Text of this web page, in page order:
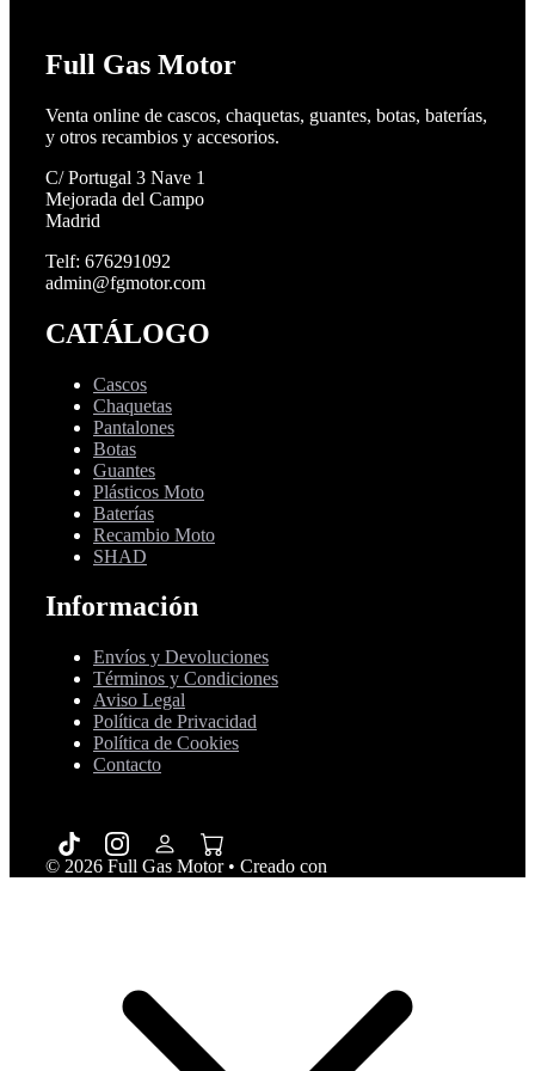
Full Gas Motor
Venta online de cascos, chaquetas, guantes, botas, baterías,
y otros recambios y accesorios.
C/ Portugal 3 Nave 1
Mejorada del Campo
Madrid
Telf: 676291092
admin@fgmotor.com
CATÁLOGO
Cascos
Chaquetas
Pantalones
Botas
Guantes
Plásticos Moto
Baterías
Recambio Moto
SHAD
Información
Envíos y Devoluciones
Términos y Condiciones
Aviso Legal
Política de Privacidad
Política de Cookies
Contacto
© 2026 Full Gas Motor• Creado con